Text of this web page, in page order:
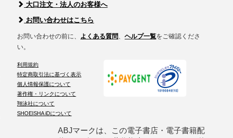
大口注文・法人のお客様へ
お問い合わせはこちら
お問い合わせの前に、 よくある質問、ヘルプ一覧をご確認くださ
い。
利用規約
特定商取引法に基づく表示
個人情報保護について
著作権・リンクについて
翔泳社について
SHOEISHA iDについて
ABJマークは、この電子書店・電子書籍配